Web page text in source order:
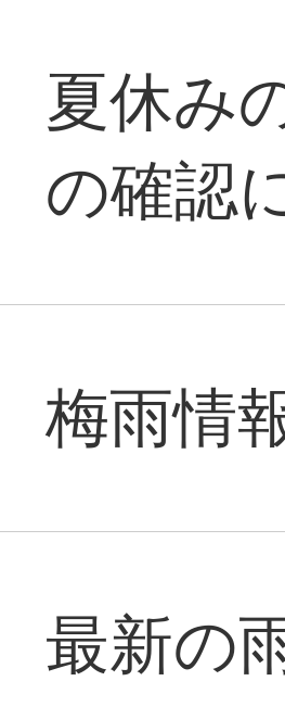
夏休み
の確認
梅雨情
最新の